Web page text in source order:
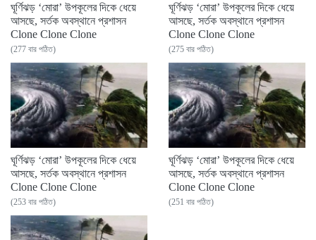
ঘূর্ণিঝড় ‘মোরা’ উপকূলের দিকে ধেয়ে
আসছে, সর্তক অবস্থানে প্রশাসন
Clone Clone Clone
(277 বার পঠিত)
ঘূর্ণিঝড় ‘মোরা’ উপকূলের দিকে ধেয়ে
আসছে, সর্তক অবস্থানে প্রশাসন
Clone Clone Clone
(275 বার পঠিত)
ঘূর্ণিঝড় ‘মোরা’ উপকূলের দিকে ধেয়ে
আসছে, সর্তক অবস্থানে প্রশাসন
Clone Clone Clone
(253 বার পঠিত)
ঘূর্ণিঝড় ‘মোরা’ উপকূলের দিকে ধেয়ে
আসছে, সর্তক অবস্থানে প্রশাসন
Clone Clone Clone
(251 বার পঠিত)